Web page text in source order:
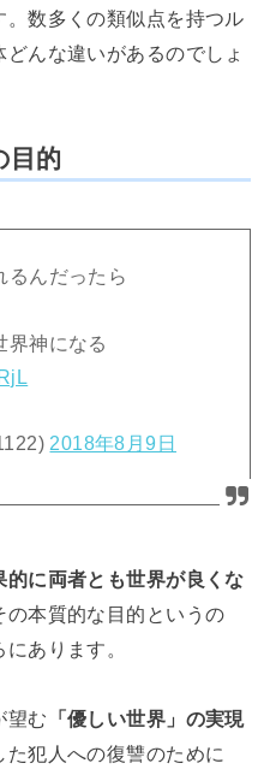
数多くの類似点を持つル
んな違いがあるのでしょ
目的
るんだったら
界神になる
2018年8月9日
的に両者とも世界が良くな
の本質的な目的というの
あります。
望む 「優しい世界」の実現
犯人への復讐のために